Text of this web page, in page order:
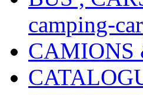
camping-car
CAMIONS